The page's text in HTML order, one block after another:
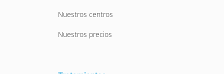
Nuestros centros
Nuestros precios